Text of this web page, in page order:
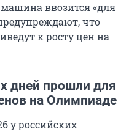
ввозится «для
что
к росту цен на
дней прошли для
на Олимпиаде
у российских